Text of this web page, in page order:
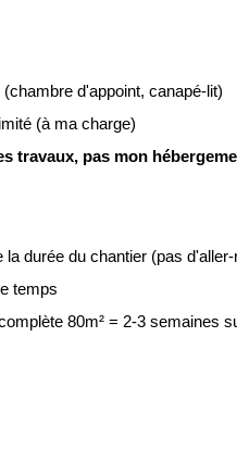
d'appoint, canapé-lit)
(à ma charge)
travaux, pas mon
la durée du chantier (pas
temps
80m² = 2-3 semaines